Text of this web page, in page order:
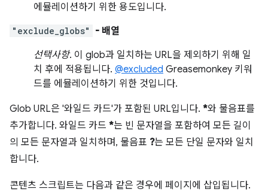
에뮬레이션하기 위한 용도입니다.
"exclude_globs"
- 배열
선택사항. 이 glob과 일치하는 URL을 제외하기 위해 일
치 후에 적용됩니다. @excluded Greasemonkey 키워
드를 에뮬레이션하기 위한 것입니다.
Glob URL은 '와일드 카드'가 포함된 URL입니다. *와 물음표를
추가합니다. 와일드 카드 *는 빈 문자열을 포함하여 모든 길이
의 모든 문자열과 일치하며, 물음표 ?는 모든 단일 문자와 일치
합니다.
콘텐츠 스크립트는 다음과 같은 경우에 페이지에 삽입됩니다.